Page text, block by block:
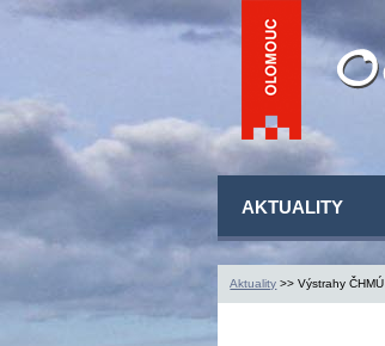
AKTUALITY
Aktuality >> Výstrahy ČHMÚ